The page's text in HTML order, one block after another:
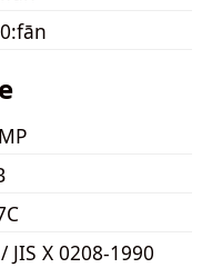
JIS X 0208-1990